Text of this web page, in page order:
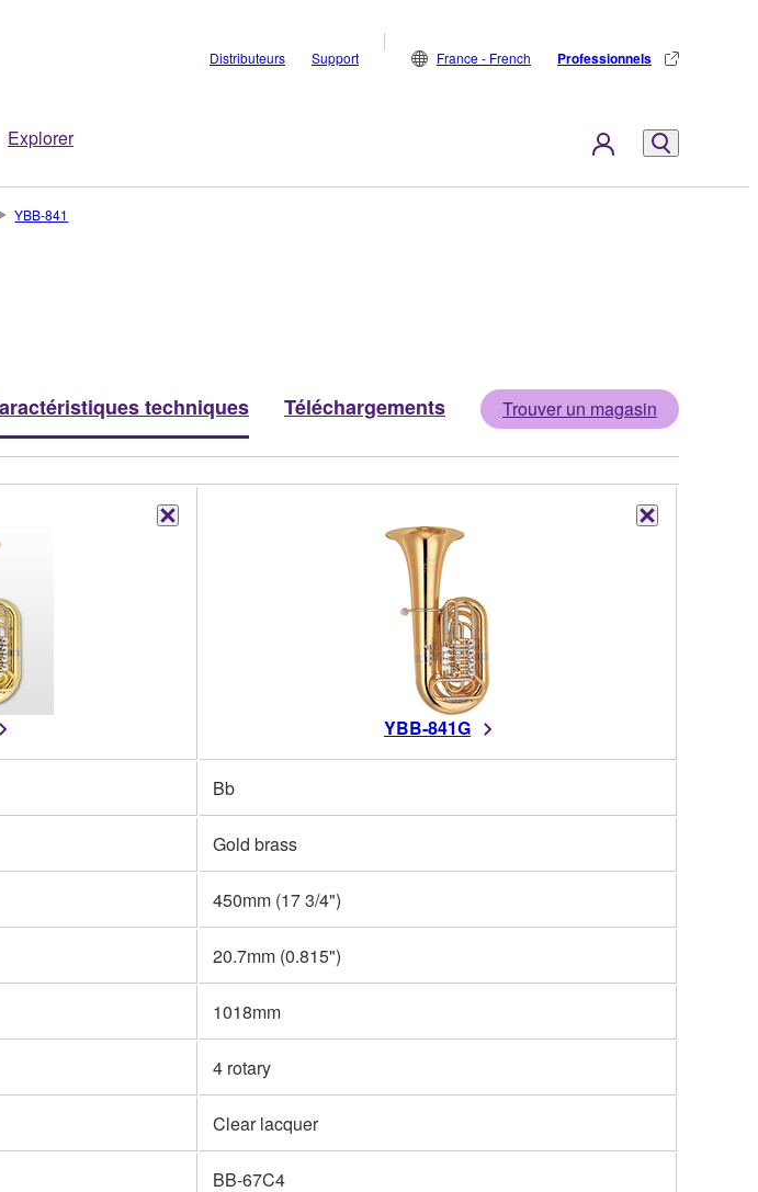
Explorer
Distributeurs Support France - French Professionnels
YBB-841
techniques Téléchargements Trouver un magasin
YBB-841G
Bb
Gold brass
450mm (17 3/4")
20.7mm (0.815")
1018mm
4 rotary
Clear lacquer
BB-67C4